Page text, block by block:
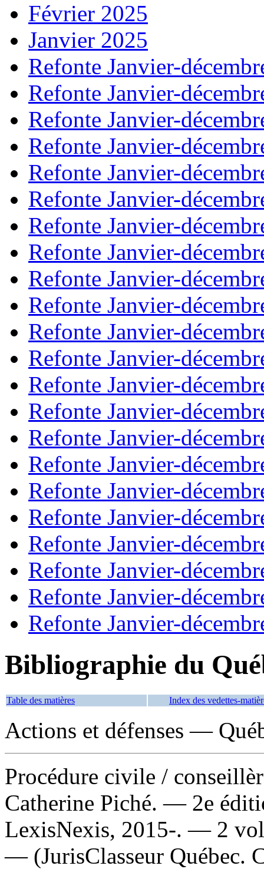
Février 2025
Janvier 2025
Refonte Janvier-
Refonte Janvier-
Refonte Janvier-
Refonte Janvier-
Refonte Janvier-
Refonte Janvier-
Refonte Janvier-
Refonte Janvier-
Refonte Janvier-
Refonte Janvier-
Refonte Janvier-
Refonte Janvier-
Refonte Janvier-
Refonte Janvier-
Refonte Janvier-
Refonte Janvier-
Refonte Janvier-
Refonte Janvier-
Refonte Janvier-
Refonte Janvier-
Refonte Janvier-
Refonte Janvier-
Bibliographie du
Table des matières Index des vedettes-
Actions et défenses —
Procédure civile /
Catherine Piché. — 2e
LexisNexis, 2015-. — 2
— (JurisClasseur Québec.